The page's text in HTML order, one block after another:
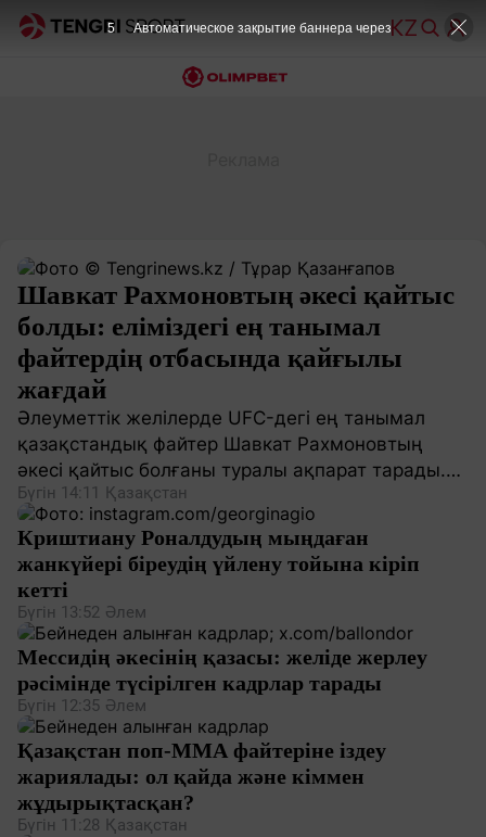
Шавкат Рахмоновтың әкесі қайтыс
болды: еліміздегі ең танымал
файтердің отбасында қайғылы
жағдай
Әлеуметтік желілерде UFC-дегі ең танымал
қазақстандық файтер Шавкат Рахмоновтың
әкесі қайтыс болғаны туралы ақпарат тарады.
Tengri Sport қайғылы
Бүгін 14:11 Қазақстан
Криштиану Роналдудың мыңдаған
жанкүйері біреудің үйлену тойына кіріп
кетті
Бүгін 13:52 Әлем
Мессидің әкесінің қазасы: желіде жерлеу
рәсімінде түсірілген кадрлар тарады
Бүгін 12:35 Әлем
Қазақстан поп-ММА файтеріне іздеу
жариялады: ол қайда және кіммен
жұдырықтасқан?
Бүгін 11:28 Қазақстан
4 Автоматическое закрытие баннера через